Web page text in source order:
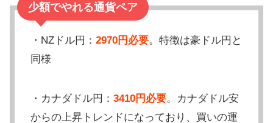
少額でやれる通貨ペア
・NZドル円： 2970円必要。特徴は豪ドル円と
同様
・カナダドル円： 3410円必要。カナダドル安
からの上昇トレンドになっており、買いの運